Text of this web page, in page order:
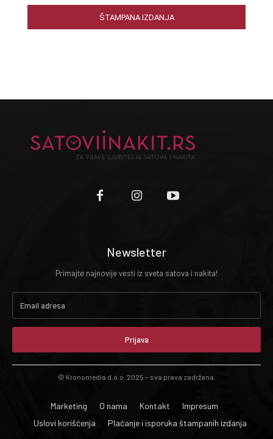
ŠTAMPANA IZDANJA
Newsletter
Primajte najnovije vesti iz sveta satova i nakita!
Prijava
© Kronomedia d.o.o. 2025 – sva prava zadržana.
Marketing O nama Kontakt
Impresum
Uslovi korišćenja
Plaćanje i isporuka štampanih izdanja